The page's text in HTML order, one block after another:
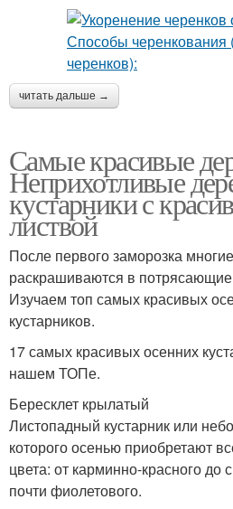
читать дальше →
Самые красивые
Неприхотливые
кустарники с
листвой
После первого заморозка
раскрашиваются в
Изучаем топ самых красивых
кустарников.
17 самых красивых осенних
нашем ТОПе.
Бересклет крылатый
Листопадный кустарник или
которого осенью приобретают
цвета: от карминно-красного до
почти фиолетового.